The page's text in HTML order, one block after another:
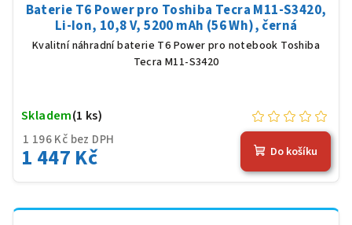
Baterie T6 Power pro Toshiba Tecra M11-S3420,
Li-Ion, 10,8 V, 5200 mAh (56 Wh), černá
Kvalitní náhradní baterie T6 Power pro notebook Toshiba
Tecra M11-S3420
1 196 Kč bez DPH
1 447 Kč
Skladem(1 ks)
Do košíku